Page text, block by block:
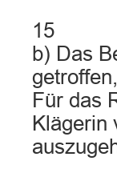
15
b) Das
Für das
Klägerin